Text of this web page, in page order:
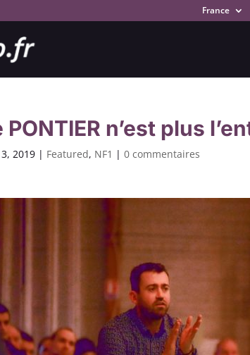
France
PONTIER n’est plus
2019 | Featured, NF1 |0 commentaires